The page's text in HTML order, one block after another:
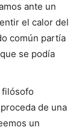
ante un
el calor del
común partía
se podía
filósofo
de una
un